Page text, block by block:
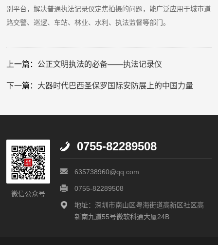
别平台，解决普通执法记录仪定焦拍摄的问题，能广泛应用于城市道
路交警、巡逻、车站、林业、水利、执法监督等部门。
上一篇： 公正文明执法的必备——执法记录仪
下一篇： 大器时代巴西圣保罗国际安防展上的中国力量
0755-82289508
635738960@qq.com
0755-82289508
地址：深圳市南山区粤海街道高新区社区高
新南九道55号微软科通大厦24B
微信公众号